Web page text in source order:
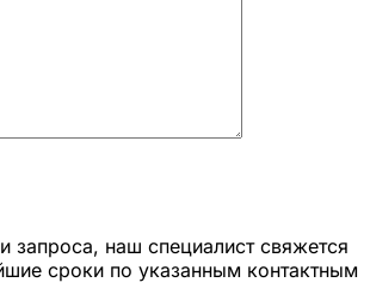
запроса, наш специалист свяжется
сроки по указанным контактным